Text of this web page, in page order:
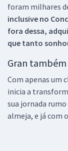
foram milhares
inclusive no
fora dessa,
que tanto
Gran
Com apenas um
inicia a
sua jornada
almeja, e já com